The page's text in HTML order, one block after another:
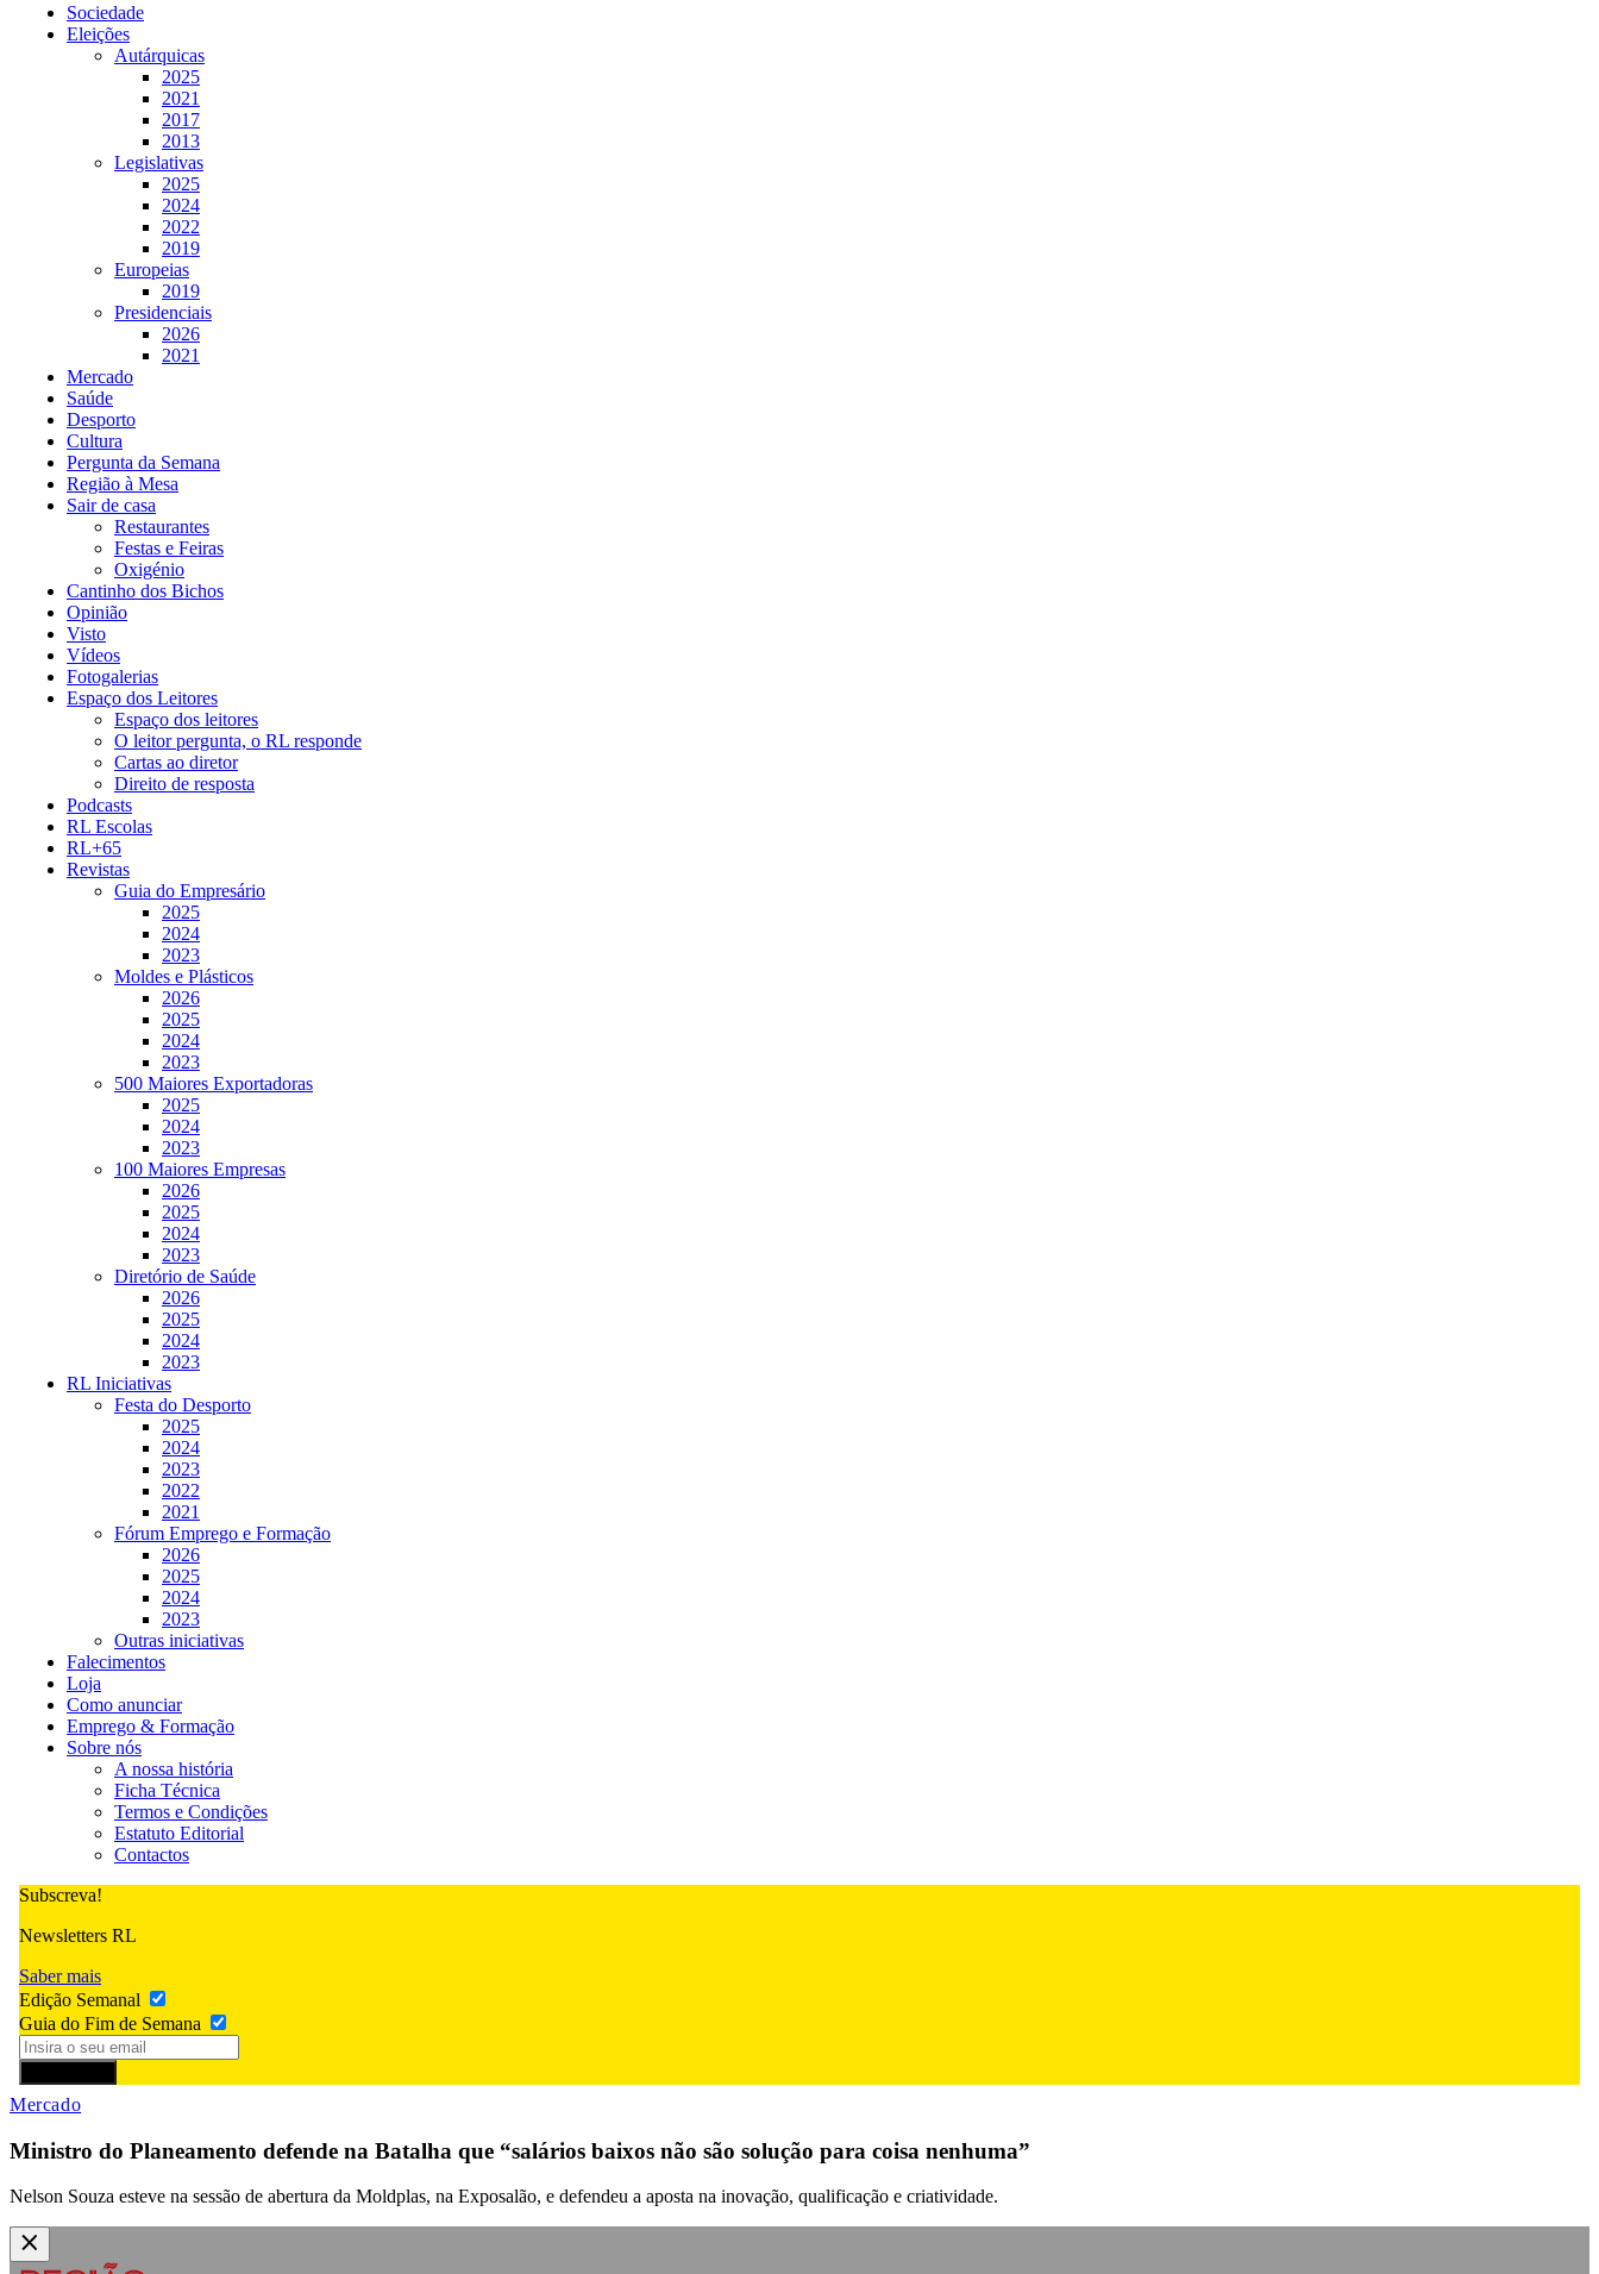
Sociedade
Eleições
Autárquicas
2025
2021
2017
2013
Legislativas
2025
2024
2022
2019
Europeias
2019
Presidenciais
2026
2021
Mercado
Saúde
Desporto
Cultura
Pergunta da Semana
Região à Mesa
Sair de casa
Restaurantes
Festas e Feiras
Oxigénio
Cantinho dos Bichos
Opinião
Visto
Vídeos
Fotogalerias
Espaço dos Leitores
Espaço dos leitores
O leitor pergunta, o RL responde
Cartas ao diretor
Direito de resposta
Podcasts
RL Escolas
RL+65
Revistas
Guia do Empresário
2025
2024
2023
Moldes e Plásticos
2026
2025
2024
2023
500 Maiores Exportadoras
2025
2024
2023
100 Maiores Empresas
2026
2025
2024
2023
Diretório de Saúde
2026
2025
2024
2023
RL Iniciativas
Festa do Desporto
2025
2024
2023
2022
2021
Fórum Emprego e Formação
2026
2025
2024
2023
Outras iniciativas
Falecimentos
Loja
Como anunciar
Emprego & Formação
Sobre nós
A nossa história
Ficha Técnica
Termos e Condições
Estatuto Editorial
Contactos
Subscreva!
Newsletters RL
Saber mais
Edição Semanal
Guia do Fim de Semana
Mercado
Ministro do Planeamento defende na Batalha que “salários baixos não são solução para coisa nenhuma”
Nelson Souza esteve na sessão de abertura da Moldplas, na Exposalão, e defendeu a aposta na inovação, qualificação e criatividade.